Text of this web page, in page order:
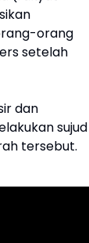
orang
setelah
dan
sujud
tersebut.